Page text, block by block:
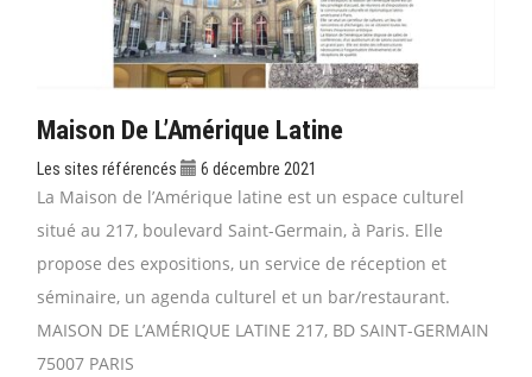
Maison De L’Amérique Latine
Les sites référencés 6 décembre 2021
La Maison de l’Amérique latine est un espace culturel
situé au 217, boulevard Saint-Germain, à Paris. Elle
propose des expositions, un service de réception et
séminaire, un agenda culturel et un bar/restaurant.
MAISON DE L’AMÉRIQUE LATINE 217, BD SAINT-GERMAIN
75007 PARIS